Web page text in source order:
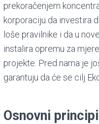
prekoračenjem
korporaciju da investira
loše pravilnike i da u
instalira opremu za
projekte. Pred nama je
garantuju da će se cilj
Osnovni